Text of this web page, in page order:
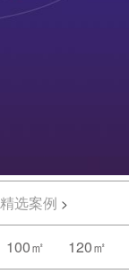
精选案例 >
100㎡ 120㎡